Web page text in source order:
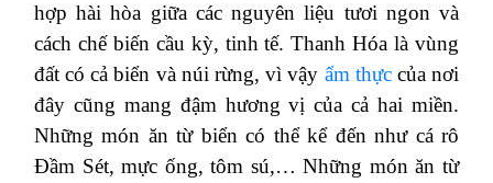
hợp hài hòa giữa các nguyên liệu tươi ngon và
cách chế biến cầu kỳ, tinh tế. Thanh Hóa là vùng
đất có cả biển và núi rừng, vì vậy ẩm thựccủa nơi
đây cũng mang đậm hương vị của cả hai miền.
Những món ăn từ biển có thể kể đến như cá rô
Đầm Sét, mực ống, tôm sú,… Những món ăn từ